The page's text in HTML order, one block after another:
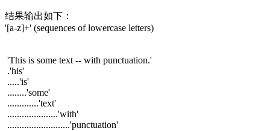
结果输出如下：
'[a-z]+' (sequences of lowercase letters)
'This is some text -- with punctuation.'
.'his'
.....'is'
........'some'
.............'text'
.....................'with'
..........................'punctuation'